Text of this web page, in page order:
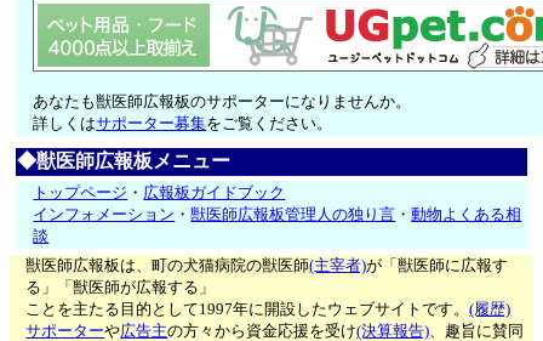
あなたも獣医師広報板のサポーターになりませんか。
詳しくはサポーター募集をご覧ください。
◆獣医師広報板メニュー
トップページ ・ 広報板ガイドブック
インフォメーション ・獣医師広報板管理人の独り言 ・動物よくある相
談
獣医師広報板は、町の犬猫病院の獣医師(主宰者)が「獣医師に広報す
る」「獣医師が広報する」
ことを主たる目的として1997年に開設したウェブサイトです。(履歴)
サポーターや広告主の方々から資金応援を受け(決算報告)、趣旨に賛同